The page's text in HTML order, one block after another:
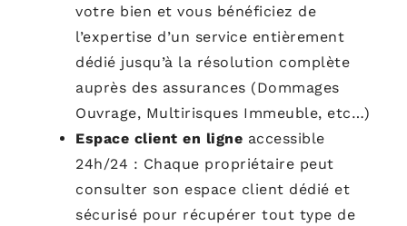
votre bien et vous bénéficiez de
l’expertise d’un service entièrement
dédié jusqu’à la résolution complète
auprès des assurances (Dommages
Ouvrage, Multirisques Immeuble, etc…)
Espace client en ligne accessible
24h/24 : Chaque propriétaire peut
consulter son espace client dédié et
sécurisé pour récupérer tout type de